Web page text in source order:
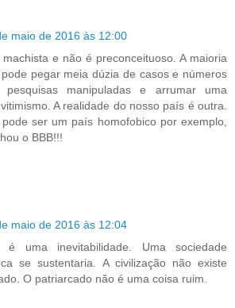
maio de 2016 às 12:00
e não é preconceituoso. A maioria
pegar meia dúzia de casos e números
pesquisas manipuladas e arrumar uma
A realidade do nosso país é outra.
ser um país homofobico por exemplo,
o BBB!!!
maio de 2016 às 12:04
é uma inevitabilidade. Uma sociedade
se sustentaria. A civilização não existe
O patriarcado não é uma coisa ruim.